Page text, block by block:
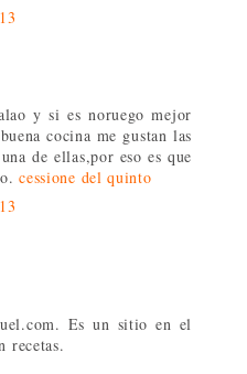
y si es noruego mejor
cocina me gustan las
de ellas,por eso es que
cessione del quinto
Es un sitio en el
recetas.